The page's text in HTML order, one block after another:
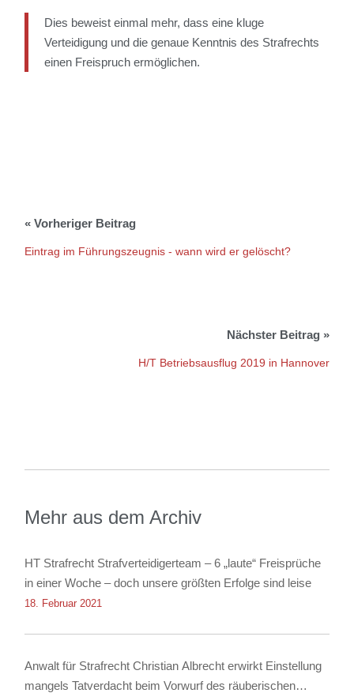
Dies beweist einmal mehr, dass eine kluge
Verteidigung und die genaue Kenntnis des Strafrechts
einen Freispruch ermöglichen.
Eintrag im Führungszeugnis - wann wird er gelöscht?
H/T Betriebsausflug 2019 in Hannover
Mehr aus dem Archiv
HT Strafrecht Strafverteidigerteam – 6 „laute“ Freisprüche
in einer Woche – doch unsere größten Erfolge sind leise
18. Februar 2021
Anwalt für Strafrecht Christian Albrecht erwirkt Einstellung
mangels Tatverdacht beim Vorwurf des räuberischen